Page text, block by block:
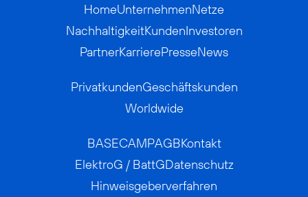
HomeUnternehmenNetze
NachhaltigkeitKundenInvestoren
PartnerKarrierePresseNews
PrivatkundenGeschäftskunden
Worldwide
BASECAMPAGBKontakt
ElektroG / BattGDatenschutz
Hinweisgeberverfahren